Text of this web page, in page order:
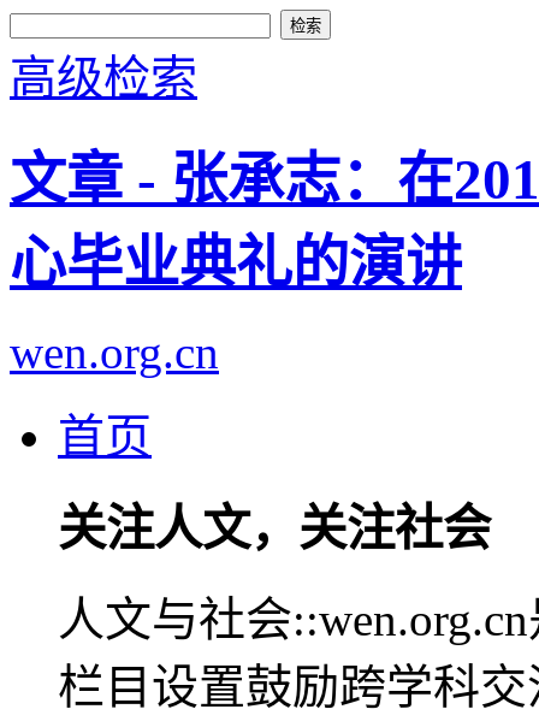
高级检索
文章 - 张承志：在
心毕业典礼的演讲
wen.org.cn
首页
关注人文，关注社会
人文与社会
栏目设置鼓励跨学科